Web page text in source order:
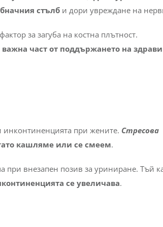
стълби дори увреждане на
за загуба на костна плътност.
част от поддържането на здрави
инконтиненцията при жените. Стресова
кашляме или се смеем.
при внезапен позив за уриниране. Тъй
се увеличава.